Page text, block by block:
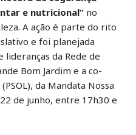
e nutricional” no
A ação é parte do rito
e foi planejada
da Rede de
Bom Jardim e a co-
da Mandata Nossa
de junho, entre 17h30 e